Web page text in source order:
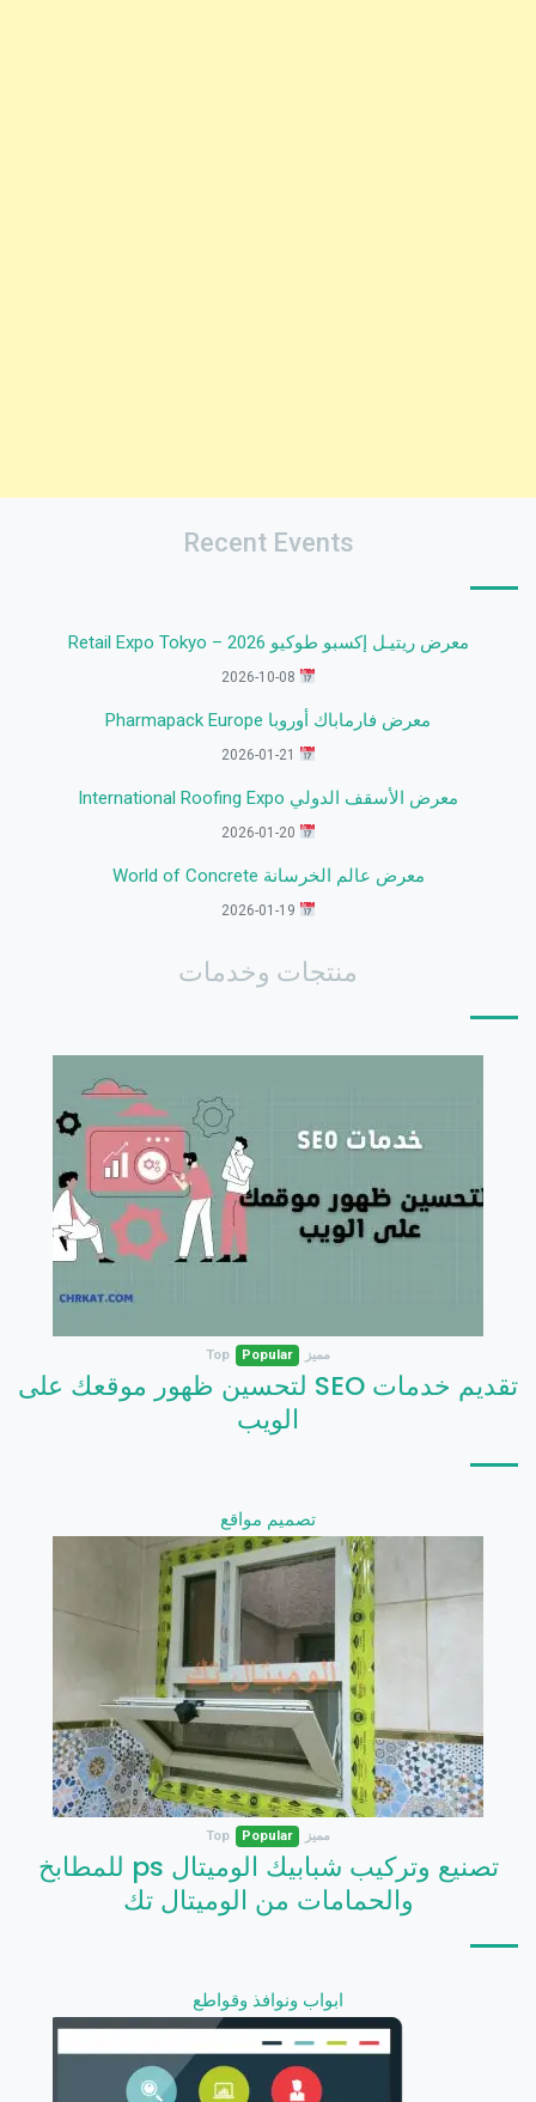
Recent Events
معرض ريتيـل إكسبو طوكيو 2026 – Retail Expo Tokyo
معرض فارماباك أوروبا Pharmapack Europe
معرض الأسقف الدولي International Roofing Expo
معرض عالم الخرسانة World of Concrete
منتجات وخدمات
مميز Popular
Top
تقديم خدمات SEO لتحسين ظهور موقعك على
الويب
تصميم مواقع
مميز Popular
Top
تصنيع وتركيب شبابيك الوميتال ps للمطابخ
والحمامات من الوميتال تك
ابواب ونوافذ وقواطع